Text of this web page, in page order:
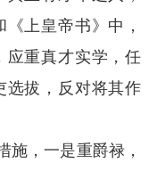
上皇帝书》中，
应重真才实学，任
选拔，反对将其作
，一是重爵禄，